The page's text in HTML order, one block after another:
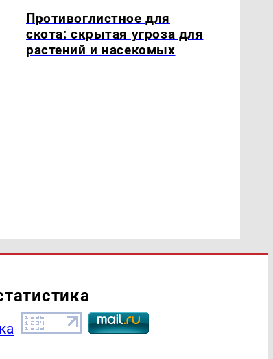
Противоглистное для
скота: скрытая угроза для
растений и насекомых